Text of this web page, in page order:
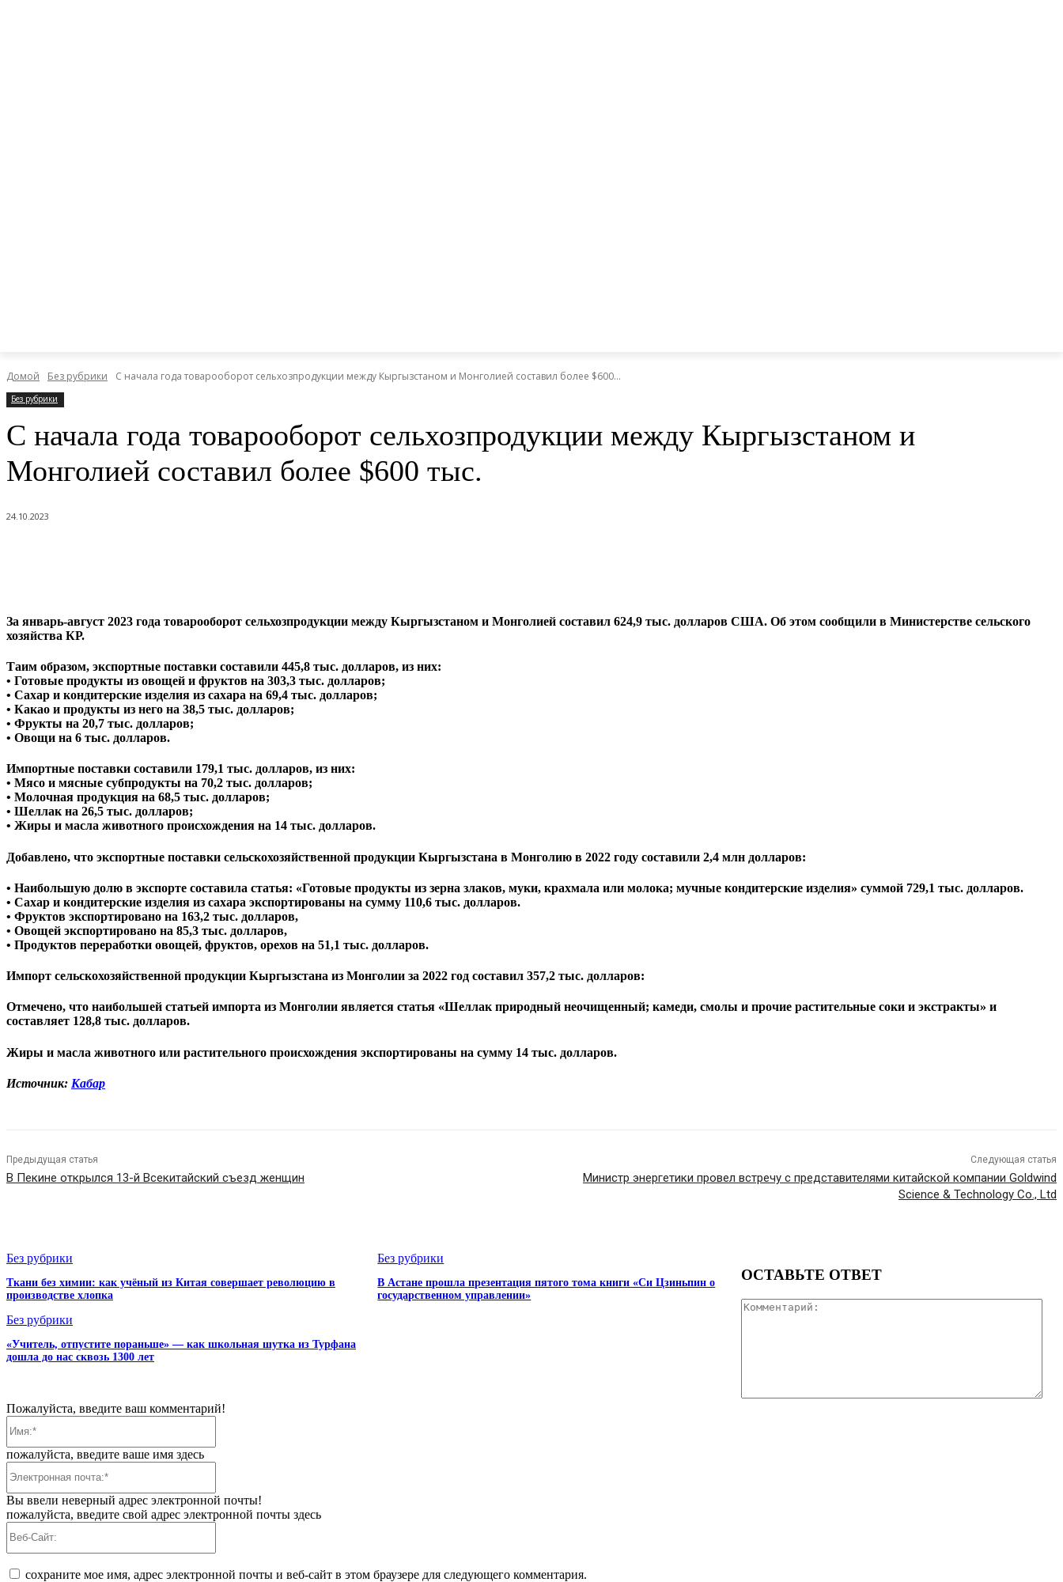
Домой Без рубрики С начала года товарооборот сельхозпродукции между Кыргызстаном и Монголией составил более $600...
Без рубрики
С начала года товарооборот сельхозпродукции между Кыргызстаном и
Монголией составил более $600 тыс.
24.10.2023
За январь-август 2023 года товарооборот сельхозпродукции между Кыргызстаном и Монголией составил 624,9 тыс. долларов США. Об этом сообщили в Министерстве сельского
хозяйства КР.
Таим образом, экспортные поставки составили 445,8 тыс. долларов, из них:
• Готовые продукты из овощей и фруктов на 303,3 тыс. долларов;
• Сахар и кондитерские изделия из сахара на 69,4 тыс. долларов;
• Какао и продукты из него на 38,5 тыс. долларов;
• Фрукты на 20,7 тыс. долларов;
• Овощи на 6 тыс. долларов.
Импортные поставки составили 179,1 тыс. долларов, из них:
• Мясо и мясные субпродукты на 70,2 тыс. долларов;
• Молочная продукция на 68,5 тыс. долларов;
• Шеллак на 26,5 тыс. долларов;
• Жиры и масла животного происхождения на 14 тыс. долларов.
Добавлено, что экспортные поставки сельскохозяйственной продукции Кыргызстана в Монголию в 2022 году составили 2,4 млн долларов:
• Наибольшую долю в экспорте составила статья: «Готовые продукты из зерна злаков, муки, крахмала или молока; мучные кондитерские изделия» суммой 729,1 тыс. долларов.
• Сахар и кондитерские изделия из сахара экспортированы на сумму 110,6 тыс. долларов.
• Фруктов экспортировано на 163,2 тыс. долларов,
• Овощей экспортировано на 85,3 тыс. долларов,
• Продуктов переработки овощей, фруктов, орехов на 51,1 тыс. долларов.
Импорт сельскохозяйственной продукции Кыргызстана из Монголии за 2022 год составил 357,2 тыс. долларов:
Отмечено, что наибольшей статьей импорта из Монголии является статья «Шеллак природный неочищенный; камеди, смолы и прочие растительные соки и экстракты» и
составляет 128,8 тыс. долларов.
Жиры и масла животного или растительного происхождения экспортированы на сумму 14 тыс. долларов.
Источник: Кабар
Предыдущая статья
В Пекине открылся 13-й Всекитайский съезд женщин
Следующая статья
Министр энергетики провел встречу с представителями китайской компании Goldwind
Science & Technology Co., Ltd
Без рубрики
Ткани без химии: как учёный из Китая совершает революцию в
производстве хлопка
Без рубрики
В Астане прошла презентация пятого тома книги «Си Цзиньпин о
государственном управлении»
Без рубрики
«Учитель, отпустите пораньше» — как школьная шутка из Турфана
дошла до нас сквозь 1300 лет
ОСТАВЬТЕ ОТВЕТ
Пожалуйста, введите ваш комментарий!
пожалуйста, введите ваше имя здесь
Вы ввели неверный адрес электронной почты!
пожалуйста, введите свой адрес электронной почты здесь
сохраните мое имя, адрес электронной почты и веб-сайт в этом браузере для следующего комментария.